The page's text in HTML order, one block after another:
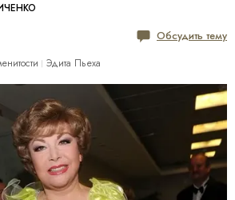
Обсудить тему
Эдита Пьеха